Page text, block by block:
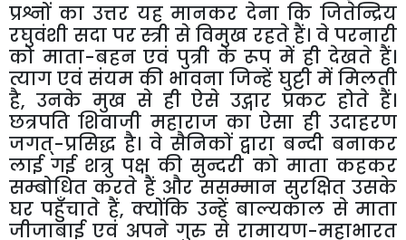
प्रश्नों का उत्तर यह मानकर देना कि जितेन्द्रिय
रघुवंशी सदा पर स्त्री से विमुख रहते हैं। वे परनारी
को माता-बहन एवं पुत्री के रूप में ही देखते हैं।
त्याग एवं संयम की भावना जिन्हें घुट्टी में मिलती
है, उनके मुख से ही ऐसे उद्गार प्रकट होते हैं।
छत्रपति शिवाजी महाराज का ऐसा ही उदाहरण
जगत्-प्रसिद्ध है। वे सैनिकों द्वारा बन्दी बनाकर
लाई गई शत्रु पक्ष की सुन्दरी को माता कहकर
सम्बोधित करते हैं और ससम्मान सुरक्षित उसके
घर पहुँचाते हैं,क्योंकि उन्हें बाल्यकाल से माता
जीजाबाई एवं अपने गुरु से रामायण-महाभारत